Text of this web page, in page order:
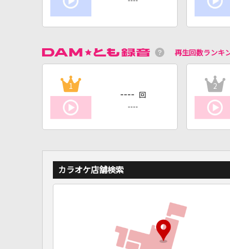
再生回数ランキ
1
---- 回
----
2
カラオケ店舗検索